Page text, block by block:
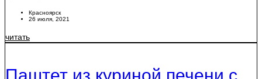
Красноярск
26 июля, 2021
читать
Паштет из куриной печени с